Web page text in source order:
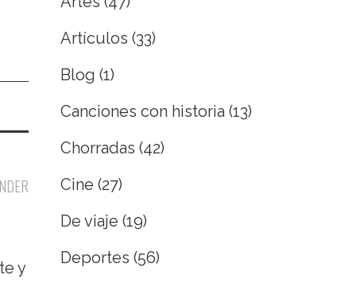
y
Artículos (33)
Blog (1)
Canciones con historia (13)
Chorradas (42)
Cine (27)
De viaje (19)
Deportes (56)